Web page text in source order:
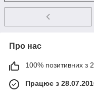
Про нас
100% позитивних з
Працює з